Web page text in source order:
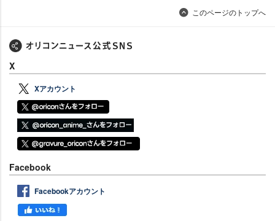
このページのトップへ
X
Xアカウント
Facebook
Facebookアカウント